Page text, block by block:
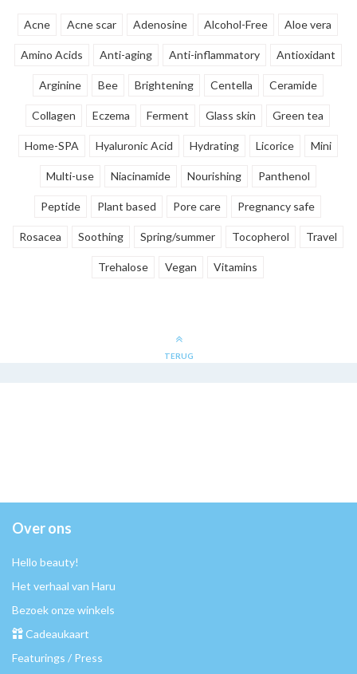
acne, puistjes, e.d.
verstevigen.
Acne Acne scar Adenosine Alcohol-Free Aloe vera
Amino Acids Anti-aging Anti-inflammatory Antioxidant
Arginine Bee Brightening Centella Ceramide
Collagen Eczema Ferment Glass skin Green tea
Home-SPA Hyaluronic Acid Hydrating Licorice Mini
Multi-use Niacinamide Nourishing Panthenol
Peptide Plant based Pore care Pregnancy safe
Rosacea Soothing Spring/summer Tocopherol Travel
Trehalose Vegan Vitamins
TERUG
Over ons
Hello beauty!
Het verhaal van Haru
Bezoek onze winkels
Cadeaukaart
Featurings / Press